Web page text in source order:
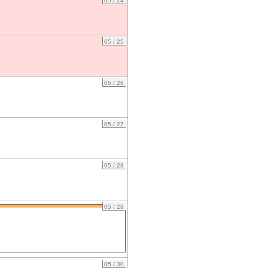
05 / 25
05 / 26
05 / 27
05 / 28
05 / 29
05 / 30